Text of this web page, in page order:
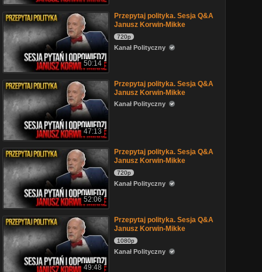
50:14
Przepytaj polityka. Sesja Q&A
Janusz Korwin-Mikke
720p
Kanał Polityczny
47:13
Przepytaj polityka. Sesja Q&A
Janusz Korwin-Mikke
Kanał Polityczny
52:06
Przepytaj polityka. Sesja Q&A
Janusz Korwin-Mikke
720p
Kanał Polityczny
49:48
Przepytaj polityka. Sesja Q&A
Janusz Korwin-Mikke
1080p
Kanał Polityczny